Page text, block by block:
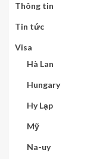
Thông tin
Tin tức
Visa
Hà Lan
Hungary
Hy Lạp
Mỹ
Na-uy